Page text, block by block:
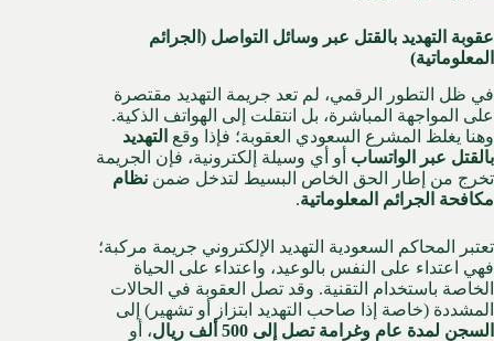
عقوبة التهديد بالقتل عبر وسائل التواصل (الجرائم
المعلوماتية)
في ظل التطور الرقمي، لم تعد جريمة التهديد مقتصرة
على المواجهة المباشرة، بل انتقلت إلى الهواتف الذكية.
وهنا يغلظ المشرع السعودي العقوبة؛ فإذا وقع التهديد
بالقتل عبر الواتساب أو أي وسيلة إلكترونية، فإن الجريمة
تخرج من إطار الحق الخاص البسيط لتدخل ضمن نظام
مكافحة الجرائم المعلوماتية.
تعتبر المحاكم السعودية التهديد الإلكتروني جريمة مركبة؛
فهي اعتداء على النفس بالوعيد، واعتداء على الحياة
الخاصة باستخدام التقنية. وقد تصل العقوبة في الحالات
المشددة (خاصة إذا صاحب التهديد ابتزاز أو تشهير) إلى
السجن لمدة عام وغرامة تصل إلى 500 ألف ريال
، أو